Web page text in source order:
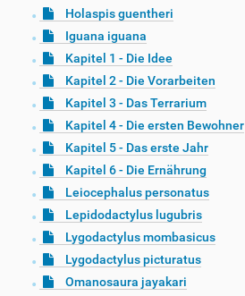
Holaspis guentheri
Iguana iguana
Kapitel 1 - Die Idee
Kapitel 2 - Die Vorarbeiten
Kapitel 3 - Das Terrarium
Kapitel 4 - Die ersten Bewohner
Kapitel 5 - Das erste Jahr
Kapitel 6 - Die Ernährung
Leiocephalus personatus
Lepidodactylus lugubris
Lygodactylus mombasicus
Lygodactylus picturatus
Omanosaura jayakari